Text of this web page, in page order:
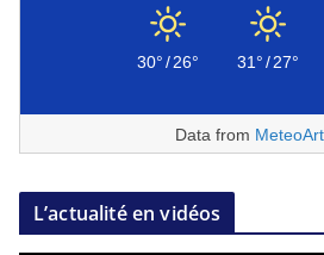
30°/26° 31°/27°
Data from
L’actualité en vidéos